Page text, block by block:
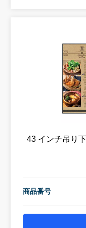
43 インチ吊り
商品番号